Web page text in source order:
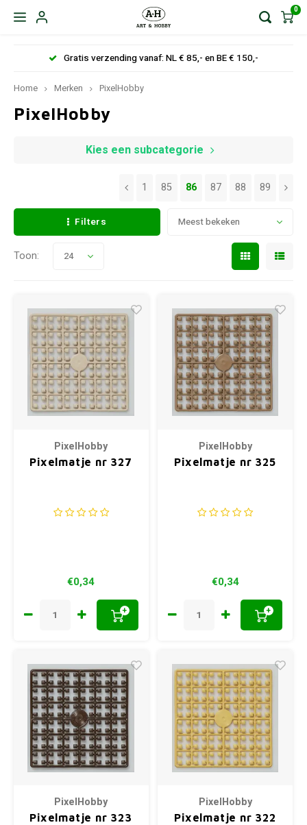
0
Gratis verzending vanaf: NL € 85,- en BE € 150,-
Home Merken PixelHobby
PixelHobby
Kies een subcategorie
Filters Meest bekeken
1 85 86 87 88 89
Toon: 24
PixelHobby
Pixelmatje nr 327
€0,34
+
PixelHobby
Pixelmatje nr 325
€0,34
+
PixelHobby
Pixelmatje nr 323
PixelHobby
Pixelmatje nr 322